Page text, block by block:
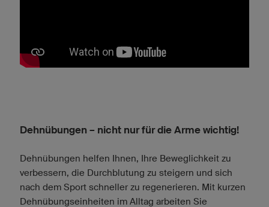
Dehnübungen – nicht nur für die Arme wichtig!
Dehnübungen helfen Ihnen, Ihre Beweglichkeit zu
verbessern, die Durchblutung zu steigern und sich
nach dem Sport schneller zu regenerieren. Mit kurzen
Dehnübungseinheiten im Alltag arbeiten Sie